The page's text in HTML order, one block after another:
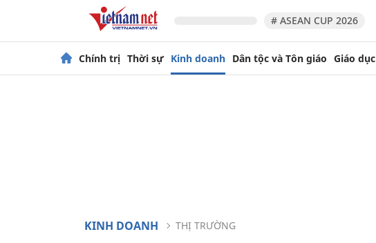
# ASEAN CUP 2026
Chính trị Thời sự Kinh doanh Dân tộc và Tôn giáo Giáo dục
KINH DOANH THỊ TRƯỜNG